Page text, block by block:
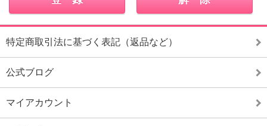
特定商取引法に基づく表記（返品など）
公式ブログ
マイアカウント